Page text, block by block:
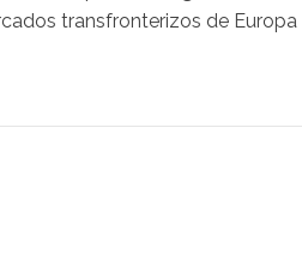
transfronterizos de Europa